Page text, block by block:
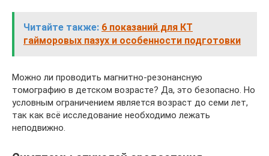
Читайте также: 6 показаний для КТ
гайморовых пазух и особенности подготовки
Можно ли проводить магнитно-резонансную
томографию в детском возрасте? Да, это безопасно. Но
условным ограничением является возраст до семи лет,
так как всё исследование необходимо лежать
неподвижно.